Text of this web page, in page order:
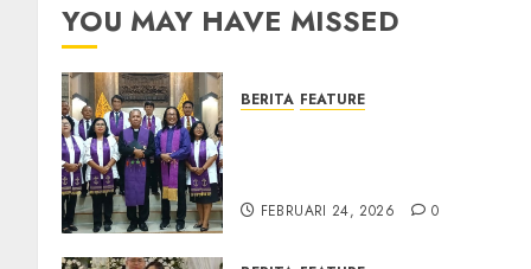
YOU MAY HAVE MISSED
BERITA FEATURE
FEBRUARI 24, 2026 0